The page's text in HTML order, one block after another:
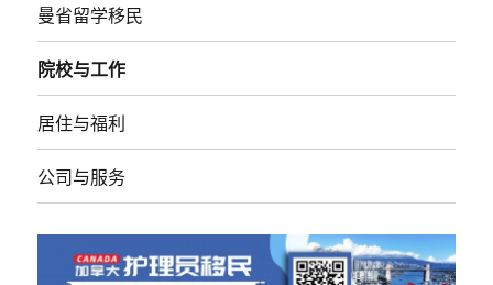
曼省留学移民
院校与工作
居住与福利
公司与服务